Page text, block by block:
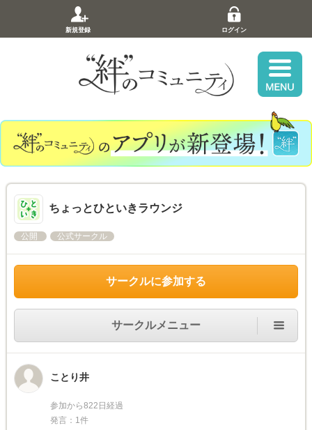
新規登録 ログイン
ちょっとひといきラウンジ
公開 公式サークル
サークルに参加する
サークルメニュー
ことり井
参加から822日経過
発言：1件